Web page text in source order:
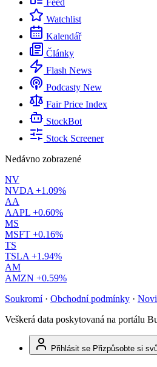
Feed
Watchlist
Kalendář
Články
Flash News
Podcasty New
Fair Price Index
StockBot
Stock Screener
Nedávno zobrazené
NV
NVDA +1.09%
AA
AAPL +0.60%
MS
MSFT +0.16%
TS
TSLA +1.94%
AM
AMZN +0.59%
Soukromí · Obchodní podmínky ·
Veškerá data poskytovaná na portálu
Přihlásit se Přizpůsobte si